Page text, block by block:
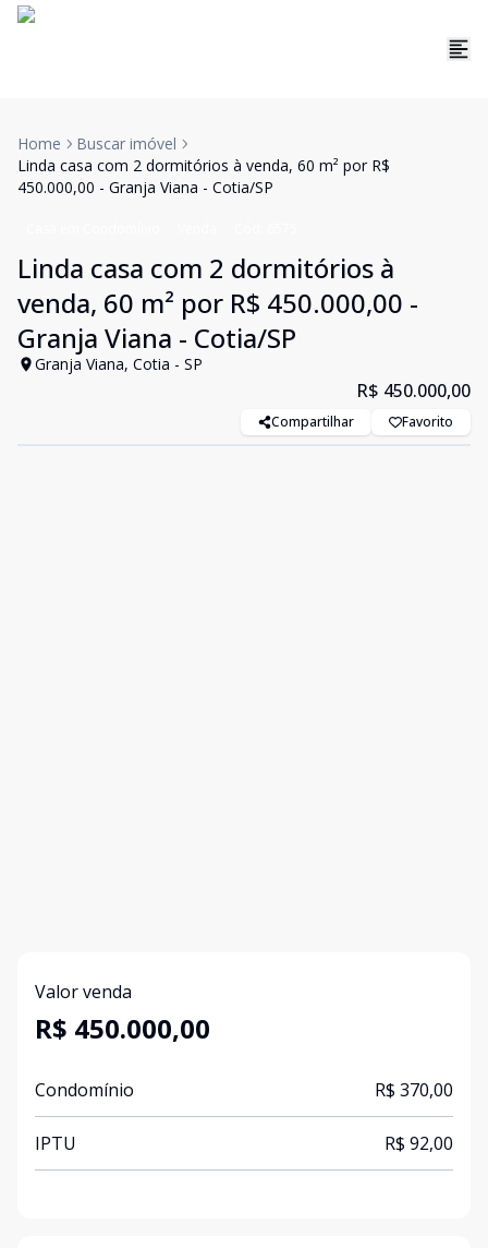
Home
Buscar imóvel
Linda casa com 2 dormitórios à venda, 60 m² por R$
450.000,00 - Granja Viana - Cotia/SP
Linda casa com 2 dormitórios à
venda, 60 m² por R$ 450.000,00 -
Granja Viana - Cotia/SP
Granja Viana, Cotia - SP
R$ 450.000,00
Compartilhar Favorito
Valor venda
R$ 450.000,00
Condomínio R$ 370,00
IPTU R$ 92,00